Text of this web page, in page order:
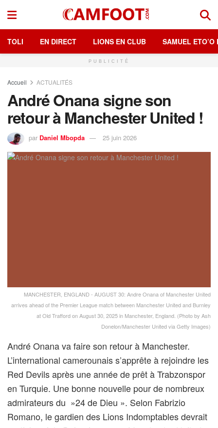
TOLI EN DIRECT LIONS EN CLUB SAMUEL ETO’O
PUBLICITÉ
Accueil ACTUALITÉS
André Onana signe son
retour à Manchester United !
par Daniel Mbopda 25 juin 2026
MANCHESTER, ENGLAND - AUGUST 30: Andre Onana of Manchester United
arrives ahead of the Premier League match between Manchester United and Burnley
at Old Trafford on August 30, 2025 in Manchester, England. (Photo by Ash
Donelon/Manchester United via Getty Images)
André Onana va faire son retour à Manchester.
L’international camerounais s’apprête à rejoindre les
Red Devils après une année de prêt à Trabzonspor
en Turquie. Une bonne nouvelle pour de nombreux
admirateurs du »24 de Dieu ». Selon Fabrizio
Romano, le gardien des Lions Indomptables devrait